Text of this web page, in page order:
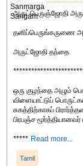
அருட்பெருஞ்ஜோதி
தனிப்பெருங்கருணை
அருட்ஜோதி தந்தை
ஒரு குழந்தை அழும்
விளையாட்டுப்
சுகத்திற்காகப்
பிரபஞ்ச மூர்த்தியானவர்
***** Read more...
Tamil